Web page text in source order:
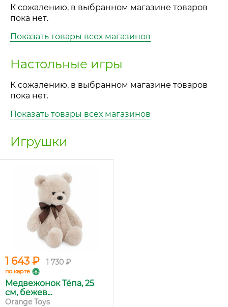
К сожалению, в выбранном магазине товаров
пока нет.
Показать товары всех магазинов
Настольные игры
К сожалению, в выбранном магазине товаров
пока нет.
Показать товары всех магазинов
Игрушки
1 643 ₽ 1 730 ₽
по карте
Медвежонок Тёпа, 25
см, бежев...
Orange Toys